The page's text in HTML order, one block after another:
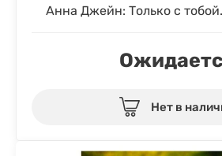
Анна Джейн: Только с
Нет в